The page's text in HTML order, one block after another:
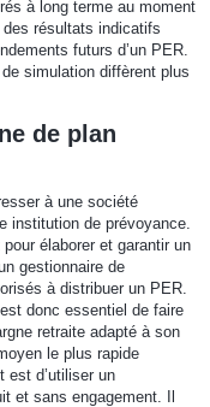
à long terme au moment
résultats indicatifs
futurs d’un PER.
simulation diffèrent plus
de plan
à une société
institution de prévoyance.
pour élaborer et garantir un
gestionnaire de
à distribuer un PER.
donc essentiel de faire
retraite adapté à son
le plus rapide
est d’utiliser un
et sans engagement. Il